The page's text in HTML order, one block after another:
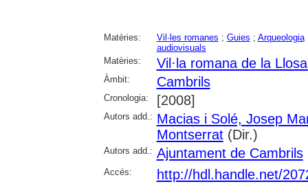
Matèries: Vil·les romanes ; Guies ; Arqueologia
audiovisuals
Matèries:
Vil·la romana de la
Àmbit: Cambrils
Cronologia: [2008]
Autors add.: Macias i Solé, Josep
Montserrat(Dir.)
Autors add.: Ajuntament de Cambrils
Accés: http://hdl.handle.net/